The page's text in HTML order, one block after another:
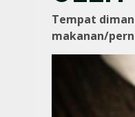
Tempat
makanan/